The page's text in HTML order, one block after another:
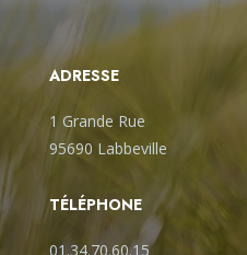
ADRESSE
1 Grande Rue
95690 Labbeville
TÉLÉPHONE
01.34.70.60.15